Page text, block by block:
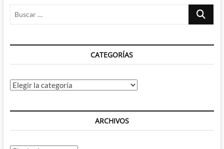
Buscar
CATEGORÍAS
Categorías
ARCHIVOS